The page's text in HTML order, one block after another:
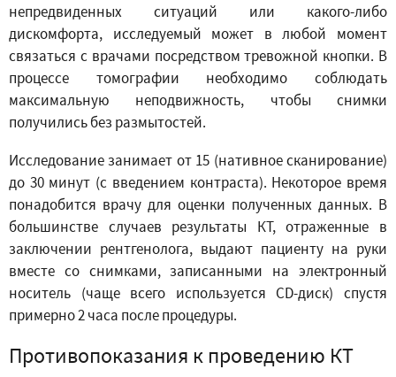
непредвиденных ситуаций или какого-либо
дискомфорта, исследуемый может в любой момент
связаться с врачами посредством тревожной кнопки. В
процессе томографии необходимо соблюдать
максимальную неподвижность, чтобы снимки
получились без размытостей.
Исследование занимает от 15 (нативное сканирование)
до 30 минут (с введением контраста). Некоторое время
понадобится врачу для оценки полученных данных. В
большинстве случаев результаты КТ, отраженные в
заключении рентгенолога, выдают пациенту на руки
вместе со снимками, записанными на электронный
носитель (чаще всего используется CD-диск) спустя
примерно 2 часа после процедуры.
Противопоказания к проведению КТ